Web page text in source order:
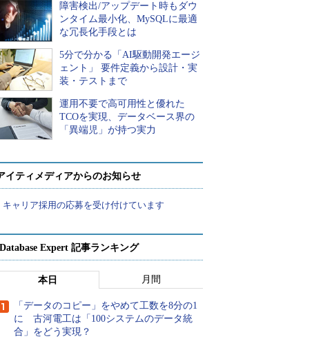
障害検出/アップデート時もダウ
ンタイム最小化、MySQLに最適
な冗長化手段とは
5分で分かる「AI駆動開発エージ
ェント」 要件定義から設計・実
装・テストまで
運用不要で高可用性と優れた
TCOを実現、データベース界の
「異端児」が持つ実力
イティメディアからのお知らせ
キャリア採用の応募を受け付けています
Database Expert 記事ランキング
本日 月間
「データのコピー」をやめて工数を8分の1
に 古河電工は「100システムのデータ統
合」をどう実現？